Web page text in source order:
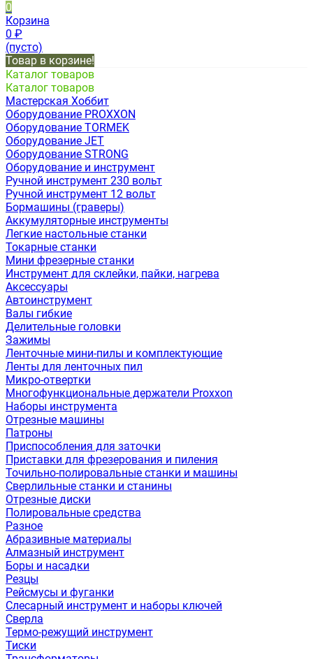
0
Корзина
0 ₽
(пусто)
Товар в корзине!
Каталог товаров
Каталог товаров
Мастерская Хоббит
Оборудование PROXXON
Оборудование TORMEK
Оборудование JET
Оборудование STRONG
Оборудование и инструмент
Ручной инструмент 230 вольт
Ручной инструмент 12 вольт
Бормашины (граверы)
Аккумуляторные инструменты
Легкие настольные станки
Токарные станки
Мини фрезерные станки
Инструмент для склейки, пайки, нагрева
Аксессуары
Автоинструмент
Валы гибкие
Делительные головки
Зажимы
Ленточные мини-пилы и комплектующие
Ленты для ленточных пил
Микро-отвертки
Многофункциональные держатели Proxxon
Наборы инструмента
Отрезные машины
Патроны
Приспособления для заточки
Приставки для фрезерования и пиления
Точильно-полировальные станки и машины
Сверлильные станки и станины
Отрезные диски
Полировальные средства
Разное
Абразивные материалы
Алмазный инструмент
Боры и насадки
Резцы
Рейсмусы и фуганки
Слесарный инструмент и наборы ключей
Сверла
Термо-режущий инструмент
Тиски